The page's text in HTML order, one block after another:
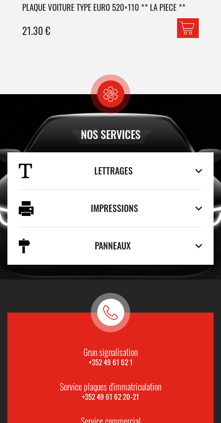
PLAQUE VOITURE TYPE EURO 520×110 ** LA PIECE **
21.30€
NOS SERVICES
LETTRAGES
IMPRESSIONS
PANNEAUX
Grun signalisation
+352 49 61 62 1
Service plaques d'immatriculation
+352 49 61 62 20-21